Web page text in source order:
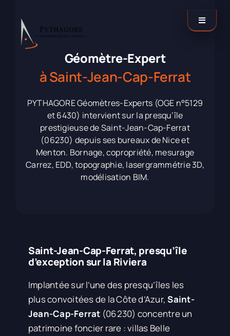
contenu
Toggle
Contactez-nous !
LinkedIn
Géomètre-Expert
à Saint-Jean-Cap-Ferrat
PYTHAGORE Géomètres-Experts (OGE n°5129
et 6430) intervient sur la presqu’île
prestigieuse de Saint-Jean-Cap-Ferrat
(06230) depuis ses bureaux de Nice et
Menton. Bornage, copropriété, mesurage
Carrez, EDD, topographie, lasergrammétrie 3D,
modélisation BIM.
Saint-Jean-Cap-Ferrat, presqu’île
d’exception sur la Riviera
Implantée sur l’une des presqu’îles les
plus convoitées de la Côte d’Azur,Saint-
Jean-Cap-Ferrat (06230) concentre un
patrimoine foncier rare : villas Belle